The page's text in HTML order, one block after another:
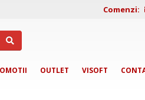
Comenzi:
OUTLET VISOFT